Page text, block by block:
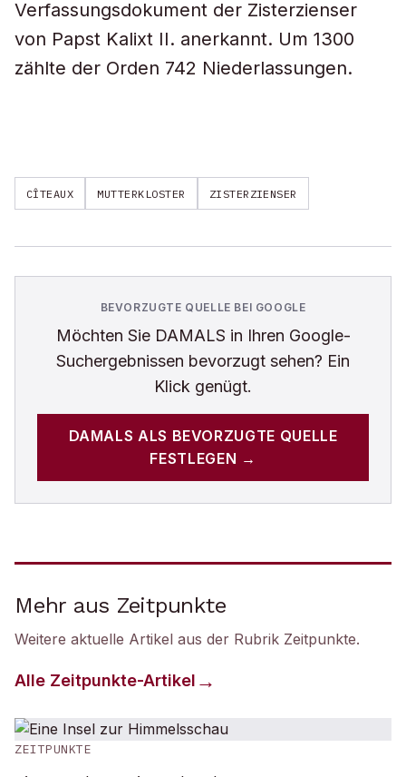
Verfassungsdokument der Zisterzienser
von Papst Kalixt II. anerkannt. Um 1300
zählte der Orden 742 Niederlassungen.
CÎTEAUX MUTTERKLOSTER ZISTERZIENSER
BEVORZUGTE QUELLE BEI GOOGLE
Möchten Sie DAMALS in Ihren Google-
Suchergebnissen bevorzugt sehen? Ein
Klick genügt.
DAMALS ALS BEVORZUGTE QUELLE
FESTLEGEN →
Mehr aus Zeitpunkte
Weitere aktuelle Artikel aus der Rubrik Zeitpunkte.
Alle Zeitpunkte-Artikel
ZEITPUNKTE